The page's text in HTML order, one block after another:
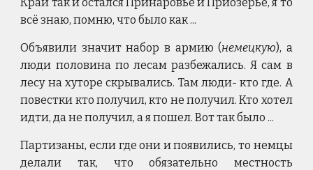
всё знаю, помню, что было как ...
Объявили значит набор в армию (немецкую), а
люди половина по лесам разбежались. Я сам в
лесу на хуторе скрывались. Там люди- кто где. А
повестки кто получил, кто не получил. Кто хотел
идти, да не получил, а я пошел. Вот так было ...
Партизаны, если где они и появились, то немцы
делали так, что обязательно местность